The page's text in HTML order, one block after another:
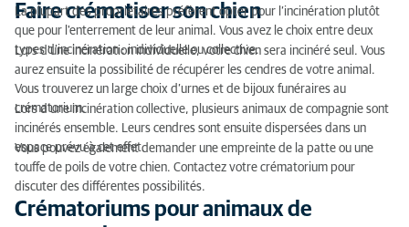
Faire crématiser son chien
Crématoriums pour animaux de compagnie
La dispersion des cendres de votre chien
Prix de l’incinération d’un chien
Faire crématiser son chien
La plupart des propriétaires préfèrent opter pour l’incinération plutôt
que pour l'enterrement de leur animal. Vous avez le choix entre deux
types d’incinération : individuelle ou collective.
Lors d'une incinération individuelle, votre chien sera incinéré seul. Vous
aurez ensuite la possibilité de récupérer les cendres de votre animal.
Vous trouverez un large choix d’urnes et de bijoux funéraires au
crématorium.
Lors d'une incinération collective, plusieurs animaux de compagnie sont
incinérés ensemble. Leurs cendres sont ensuite dispersées dans un
espace prévu à cet effet.
Vous pouvez également demander une empreinte de la patte ou une
touffe de poils de votre chien. Contactez votre crématorium pour
discuter des différentes possibilités.
Crématoriums pour animaux de